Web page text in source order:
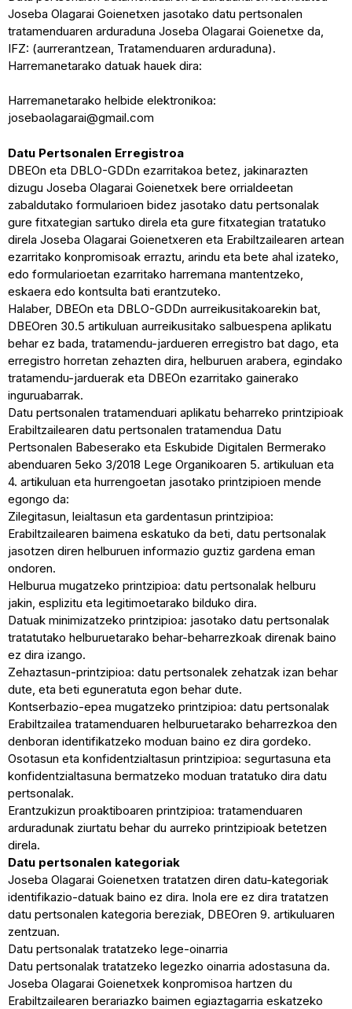
Joseba Olagarai Goienetxen jasotako datu pertsonalen
tratamenduaren arduraduna Joseba Olagarai Goienetxe da,
IFZ: (aurrerantzean, Tratamenduaren arduraduna).
Harremanetarako datuak hauek dira:
Harremanetarako helbide elektronikoa:
josebaolagarai@gmail.com
Datu Pertsonalen Erregistroa
DBEOn eta DBLO-GDDn ezarritakoa betez, jakinarazten
dizugu Joseba Olagarai Goienetxek bere orrialdeetan
zabaldutako formularioen bidez jasotako datu pertsonalak
gure fitxategian sartuko direla eta gure fitxategian tratatuko
direla Joseba Olagarai Goienetxeren eta Erabiltzailearen artean
ezarritako konpromisoak erraztu, arindu eta bete ahal izateko,
edo formularioetan ezarritako harremana mantentzeko,
eskaera edo kontsulta bati erantzuteko.
Halaber, DBEOn eta DBLO-GDDn aurreikusitakoarekin bat,
DBEOren 30.5 artikuluan aurreikusitako salbuespena aplikatu
behar ez bada, tratamendu-jardueren erregistro bat dago, eta
erregistro horretan zehazten dira, helburuen arabera, egindako
tratamendu-jarduerak eta DBEOn ezarritako gainerako
inguruabarrak.
Datu pertsonalen tratamenduari aplikatu beharreko printzipioak
Erabiltzailearen datu pertsonalen tratamendua Datu
Pertsonalen Babeserako eta Eskubide Digitalen Bermerako
abenduaren 5eko 3/2018 Lege Organikoaren 5. artikuluan eta
4. artikuluan eta hurrengoetan jasotako printzipioen mende
egongo da:
Zilegitasun, leialtasun eta gardentasun printzipioa:
Erabiltzailearen baimena eskatuko da beti, datu pertsonalak
jasotzen diren helburuen informazio guztiz gardena eman
ondoren.
Helburua mugatzeko printzipioa: datu pertsonalak helburu
jakin, esplizitu eta legitimoetarako bilduko dira.
Datuak minimizatzeko printzipioa: jasotako datu pertsonalak
tratatutako helburuetarako behar-beharrezkoak direnak baino
ez dira izango.
Zehaztasun-printzipioa: datu pertsonalek zehatzak izan behar
dute, eta beti eguneratuta egon behar dute.
Kontserbazio-epea mugatzeko printzipioa: datu pertsonalak
Erabiltzailea tratamenduaren helburuetarako beharrezkoa den
denboran identifikatzeko moduan baino ez dira gordeko.
Osotasun eta konfidentzialtasun printzipioa: segurtasuna eta
konfidentzialtasuna bermatzeko moduan tratatuko dira datu
pertsonalak.
Erantzukizun proaktiboaren printzipioa: tratamenduaren
arduradunak ziurtatu behar du aurreko printzipioak betetzen
direla.
Datu pertsonalen kategoriak
Joseba Olagarai Goienetxen tratatzen diren datu-kategoriak
identifikazio-datuak baino ez dira. Inola ere ez dira tratatzen
datu pertsonalen kategoria bereziak, DBEOren 9. artikuluaren
zentzuan.
Datu pertsonalak tratatzeko lege-oinarria
Datu pertsonalak tratatzeko legezko oinarria adostasuna da.
Joseba Olagarai Goienetxek konpromisoa hartzen du
Erabiltzailearen berariazko baimen egiaztagarria eskatzeko